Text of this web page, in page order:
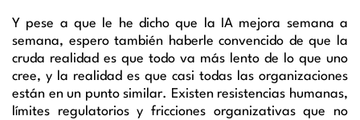
Y pese a que le he dicho que la IA mejora semana a
semana, espero también haberle convencido de que la
cruda realidad es que todo va más lento de lo que uno
cree, y la realidad es que casi todas las organizaciones
están en un punto similar. Existen resistencias humanas,
límites regulatorios y fricciones organizativas que no